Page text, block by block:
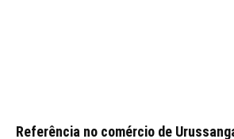
Referência no comércio de